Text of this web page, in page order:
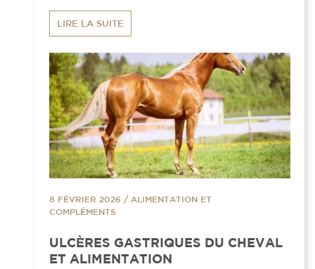
LIRE LA SUITE
8 FÉVRIER 2026 / ALIMENTATION ET
COMPLÉMENTS
ULCÈRES GASTRIQUES DU CHEVAL
ET ALIMENTATION